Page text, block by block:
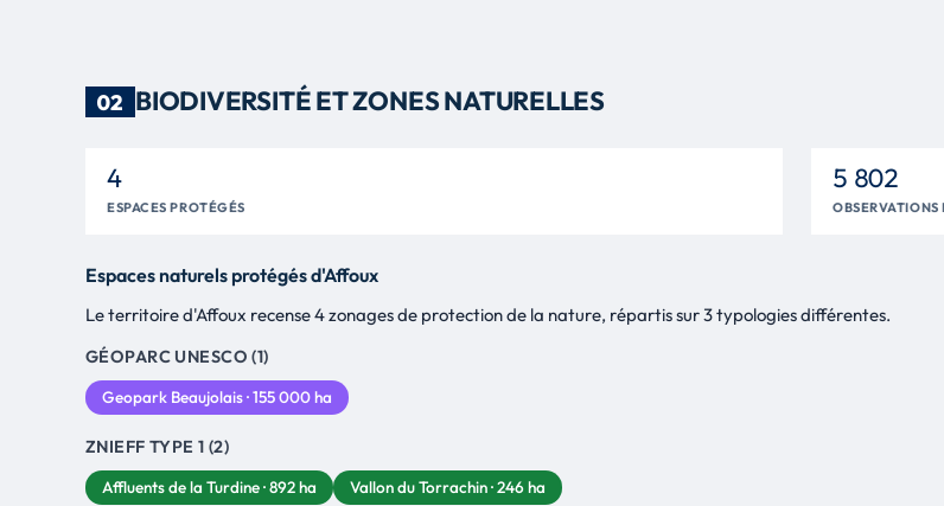
02 BIODIVERSITÉ ET ZONES NATURELLES
4
ESPACES PROTÉGÉS
5 802
OBSERVATIONS
Espaces naturels protégés d'Affoux
Le territoire d'Affoux recense 4 zonages de protection de la nature, répartis sur 3 typologies différentes.
GÉOPARC UNESCO (1)
Geopark Beaujolais · 155 000 ha
ZNIEFF TYPE 1 (2)
Affluents de la Turdine · 892 ha
Vallon du Torrachin · 246 ha